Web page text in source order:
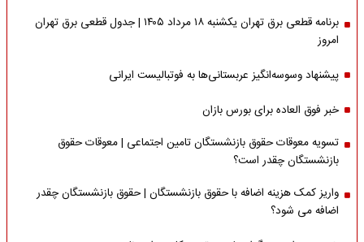
برنامه قطعی برق تهران یکشنبه ۱۸ مرداد ۱۴۰۵ | جدول قطعی برق تهران
امروز
پیشنهاد وسوسه‌انگیز عربستانی‌ها به فوتبالیست ایرانی
خبر فوق العاده برای بورس بازان
تسویه معوقات حقوق بازنشستگان تامین اجتماعی | معوقات حقوق
بازنشستگان چقدر است؟
واریز کمک هزینه اضافه با حقوق بازنشستگان | حقوق بازنشستگان چقدر
اضافه می شود؟